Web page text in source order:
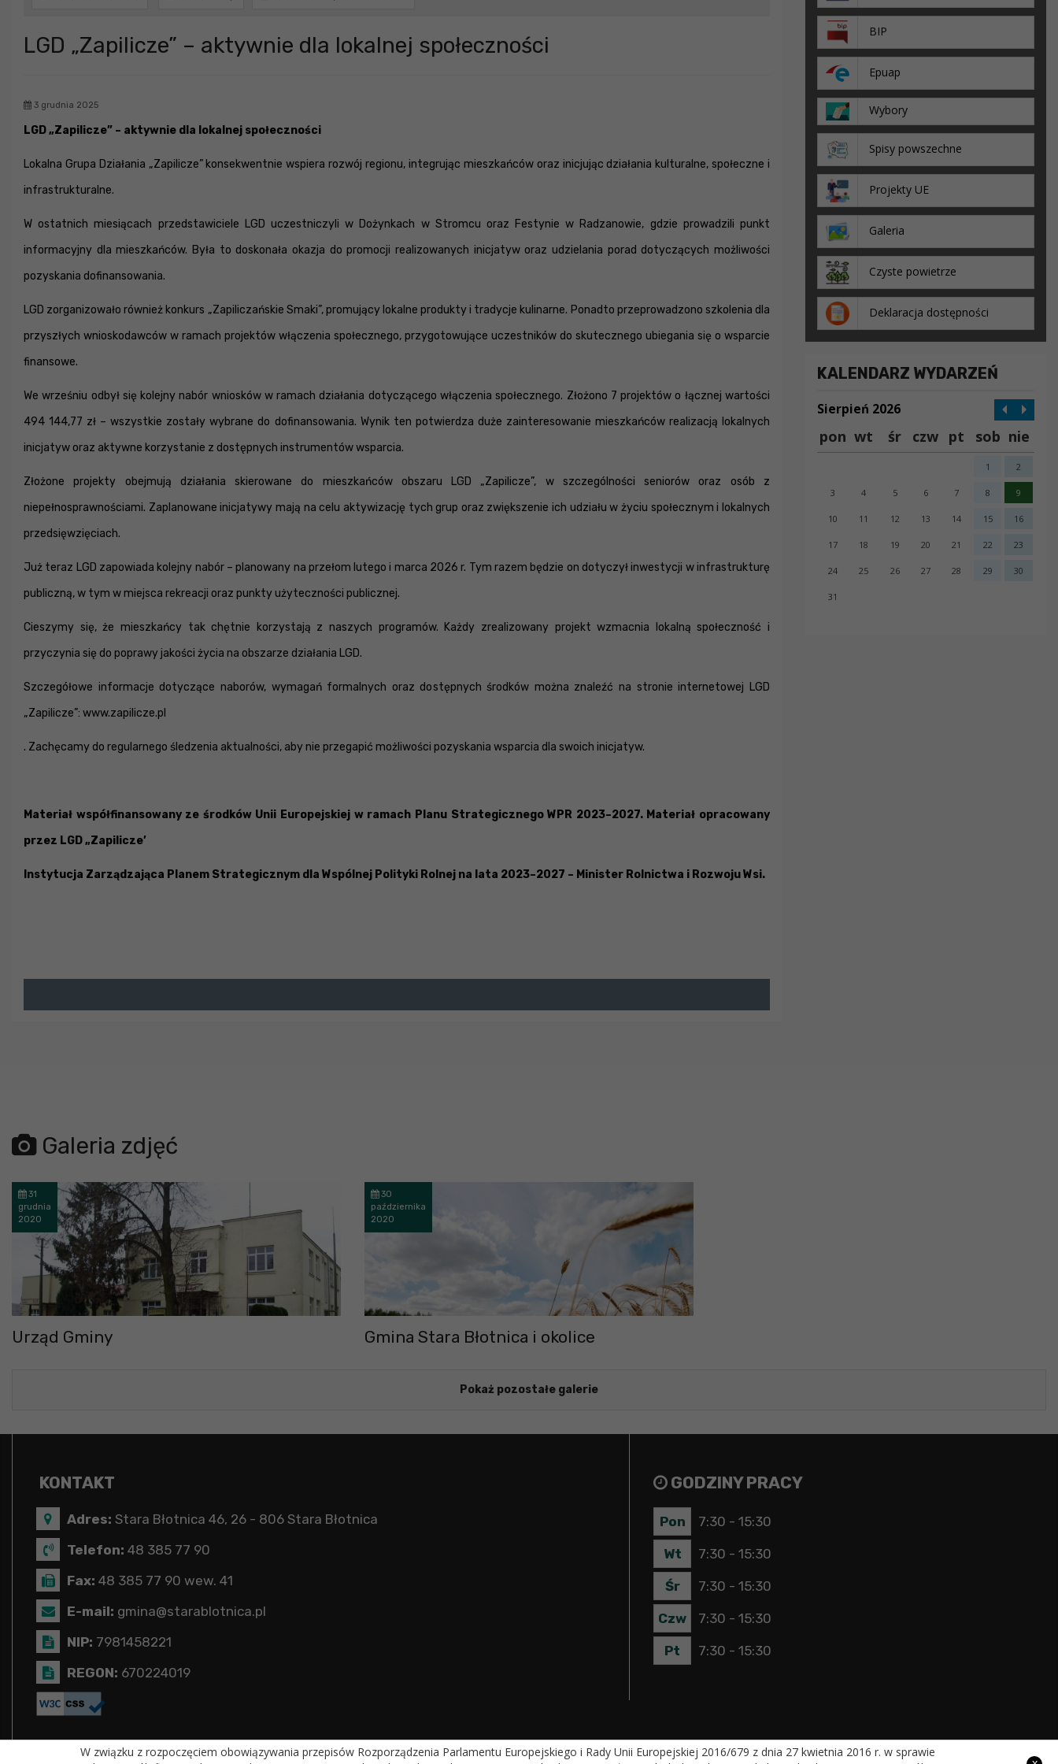
LGD „Zapilicze” – aktywnie dla lokalnej społeczności
3 grudnia 2025
LGD „Zapilicze” – aktywnie dla lokalnej społeczności
Lokalna Grupa Działania „Zapilicze” konsekwentnie wspiera rozwój regionu, integrując mieszkańców oraz inicjując działania kulturalne, społeczne i
infrastrukturalne.
W ostatnich miesiącach przedstawiciele LGD uczestniczyli w Dożynkach w Stromcu oraz Festynie w Radzanowie, gdzie prowadzili punkt
informacyjny dla mieszkańców. Była to doskonała okazja do promocji realizowanych inicjatyw oraz udzielania porad dotyczących możliwości
pozyskania dofinansowania.
LGD zorganizowało również konkurs „Zapiliczańskie Smaki”, promujący lokalne produkty i tradycje kulinarne. Ponadto przeprowadzono szkolenia dla
przyszłych wnioskodawców w ramach projektów włączenia społecznego, przygotowujące uczestników do skutecznego ubiegania się o wsparcie
finansowe.
We wrześniu odbył się kolejny nabór wniosków w ramach działania dotyczącego włączenia społecznego. Złożono 7 projektów o łącznej wartości
494 144,77 zł – wszystkie zostały wybrane do dofinansowania. Wynik ten potwierdza duże zainteresowanie mieszkańców realizacją lokalnych
inicjatyw oraz aktywne korzystanie z dostępnych instrumentów wsparcia.
Złożone projekty obejmują działania skierowane do mieszkańców obszaru LGD „Zapilicze”, w szczególności seniorów oraz osób z
niepełnosprawnościami. Zaplanowane inicjatywy mają na celu aktywizację tych grup oraz zwiększenie ich udziału w życiu społecznym i lokalnych
przedsięwzięciach.
Już teraz LGD zapowiada kolejny nabór – planowany na przełom lutego i marca 2026 r. Tym razem będzie on dotyczył inwestycji w infrastrukturę
publiczną, w tym w miejsca rekreacji oraz punkty użyteczności publicznej.
Cieszymy się, że mieszkańcy tak chętnie korzystają z naszych programów. Każdy zrealizowany projekt wzmacnia lokalną społeczność i
przyczynia się do poprawy jakości życia na obszarze działania LGD.
Szczegółowe informacje dotyczące naborów, wymagań formalnych oraz dostępnych środków można znaleźć na stronie internetowej LGD
„Zapilicze”: www.zapilicze.pl
. Zachęcamy do regularnego śledzenia aktualności, aby nie przegapić możliwości pozyskania wsparcia dla swoich inicjatyw.
Materiał współfinansowany ze środków Unii Europejskiej w ramach Planu Strategicznego WPR 2023–2027. Materiał opracowany
przez LGD „Zapilicze’
Instytucja Zarządzająca Planem Strategicznym dla Wspólnej Polityki Rolnej na lata 2023–2027 – Minister Rolnictwa i Rozwoju Wsi.
BIP
Epuap
Wybory
Spisy powszechne
Projekty UE
Galeria
Czyste powietrze
Deklaracja dostępności
KALENDARZ WYDARZEŃ
Sierpień 2026
pon wt śr czw pt sob nie
1 2
3 4 5 6 7 8 9
10 11 12 13 14 15 16
17 18 19 20 21 22 23
24 25 26 27 28 29 30
31
Galeria zdjęć
31
grudnia
2020
Urząd Gminy
30
października
2020
Gmina Stara Błotnica i okolice
Pokaż pozostałe galerie
KONTAKT
Adres: Stara Błotnica 46, 26 - 806 Stara Błotnica
Telefon: 48 385 77 90
Fax: 48 385 77 90 wew. 41
E-mail: gmina@starablotnica.pl
NIP: 7981458221
REGON: 670224019
GODZINY PRACY
Pon 7:30 - 15:30
Wt 7:30 - 15:30
Śr 7:30 - 15:30
Czw 7:30 - 15:30
Pt 7:30 - 15:30
W związku z rozpoczęciem obowiązywania przepisów Rozporządzenia Parlamentu Europejskiego i Rady Unii Europejskiej 2016/679 z dnia 27 kwietnia 2016 r. w sprawie